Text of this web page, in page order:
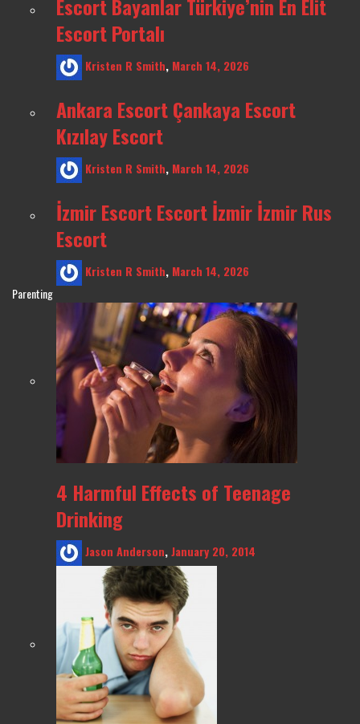
Escort Bayanlar Türkiye’nin En Elit
Escort Portalı
Kristen R Smith, March 14, 2026
Ankara Escort Çankaya Escort
Kızılay Escort
Kristen R Smith, March 14, 2026
İzmir Escort Escort İzmir İzmir Rus
Escort
Kristen R Smith, March 14, 2026
Parenting
4 Harmful Effects of Teenage
Drinking
Jason Anderson,January 20, 2014